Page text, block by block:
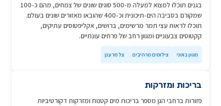
בגנים תוכלו למצוא למעלה מ-500 סוגים שונים של צמחים, מהם כ-100
שמקורם בסביבה הים-תיכונית וכ-400 שהובאו מאזורים שונים בעולם.
תוכלו לראות עצי תמר מרשימים, ברושים, אקליפטוסים עתיקים,
קקטוסים צבעוניים ומגוון רחב של פרחים עונתיים.
מגוון בוטני צילומים מרהיבים צל מרענן
בריכות ומזרקות
פזורות ברחבי הגן מספר בריכות מים קטנות ומזרקות דקורטיביות